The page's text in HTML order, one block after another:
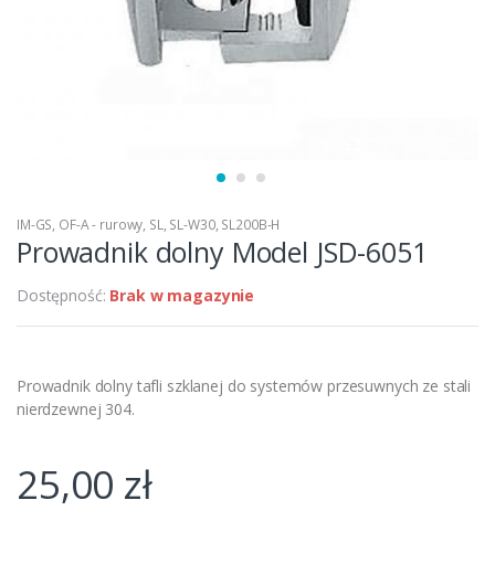
IM-GS, OF-A - rurowy, SL, SL-W30, SL200B-H
Prowadnik dolny Model JSD-6051
Dostępność: Brak w magazynie
Prowadnik dolny tafli szklanej do systemów przesuwnych ze stali
nierdzewnej 304.
25,00 zł